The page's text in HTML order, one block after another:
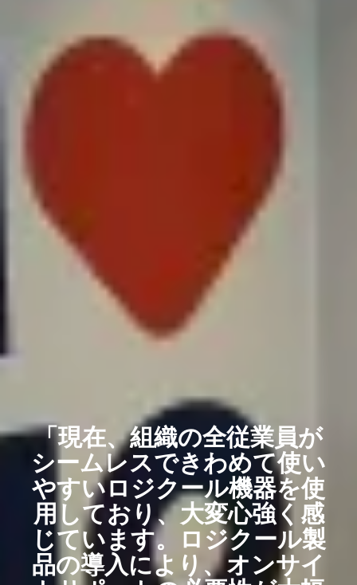
「現在、組織の全従業員が
シームレスできわめて使い
やすいロジクール機器を使
用しており、大変心強く感
じています。ロジクール製
品の導入により、オンサイ